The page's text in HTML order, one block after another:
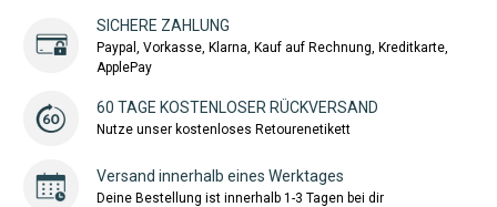
SICHERE ZAHLUNG
Paypal, Vorkasse, Klarna, Kauf auf Rechnung, Kreditkarte,
ApplePay
60 TAGE KOSTENLOSER RÜCKVERSAND
Nutze unser kostenloses Retourenetikett
Versand innerhalb eines Werktages
Deine Bestellung ist innerhalb 1-3 Tagen bei dir